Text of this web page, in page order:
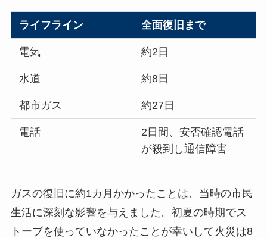
ライフライン 全面復旧まで
電気 約2日
水道 約8日
都市ガス 約27日
電話
2日間、安否確認電話
が殺到し通信障害
ガスの復旧に約1カ月かかったことは、当時の市民
生活に深刻な影響を与えました。初夏の時期でス
トーブを使っていなかったことが幸いして火災は8